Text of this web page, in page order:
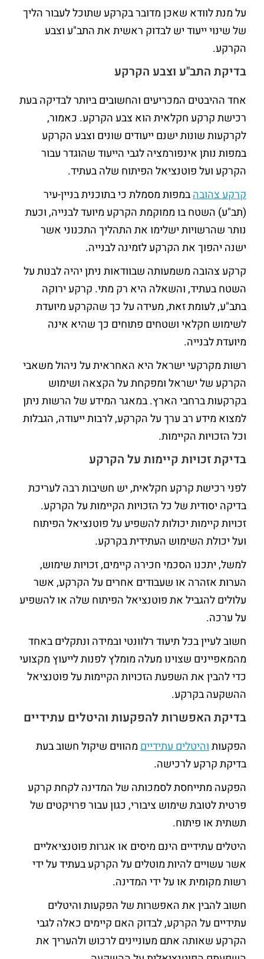
על מנת לוודא שאכן מדובר בקרקע שתוכל לעבור הליך
של שינוי ייעוד יש לבדוק ראשית את התב"ע וצבע
הקרקע.
בדיקת התב"ע וצבע הקרקע
אחד ההיבטים המכריעים והחשובים ביותר לבדיקה בעת
רכישת קרקע חקלאית הוא צבע הקרקע. כאמור,
לקרקעות שונות ישנם ייעודים שונים וצבע הקרקע
במפות נותן אינפורמציה לגבי הייעוד שהוגדר עבור
הקרקע ועל פוטנציאל הפיתוח שלה בעתיד.
קרקע צהובהבמפות מסמלת כי בתוכנית בניין-עיר
(תב"ע) השטח בו ממוקמת הקרקע מיועד לבנייה, וכעת
נותר שהרשויות ישלימו את התהליך התכנוני אשר
ישנה יהפוך את הקרקע לזמינה לבנייה.
קרקע צהובה משמעותה שבוודאות ניתן יהיה לבנות על
השטח בעתיד, והשאלה היא רק מתי. קרקע ירוקה
בתב"ע, לעומת זאת, מעידה על כך שהקרקע מיועדת
לשימוש חקלאי ושטחים פתוחים כך שהיא אינה
מיועדת לבנייה.
רשות מקרקעי ישראל היא האחראית על ניהול משאבי
הקרקע של ישראל ומפקחת על הקצאה ושימוש
בקרקעות ברחבי הארץ. במאגר המידע של הרשות ניתן
למצוא מידע רב ערך על הקרקע, לרבות ייעודה, הגבלות
וכל הזכויות הקיימות.
בדיקת זכויות קיימות על הקרקע
לפני רכישת קרקע חקלאית, יש חשיבות רבה לעריכת
בדיקה יסודית של כל הזכויות הקיימות על הקרקע.
זכויות קיימות יכולות להשפיע על פוטנציאל הפיתוח
ועל יכולת השימוש העתידית בקרקע.
למשל, יתכנו הסכמי חכירה קיימים, זכויות שימוש,
הערות אזהרה או שעבודים אחרים על הקרקע, אשר
עלולים להגביל את פוטנציאל הפיתוח שלה או להשפיע
על ערכה.
חשוב לעיין בכל תיעוד רלוונטי ובמידה ונתקלים באחד
מהמאפיינים שצוינו מעלה מומלץ לפנות לייעוץ מקצועי
כדי להבין את השפעת הזכויות הקיימות על פוטנציאל
ההשקעה בקרקע.
בדיקת האפשרות להפקעות והיטלים עתידיים
הפקעותוהיטלים עתידייםמהווים שיקול חשוב בעת
בדיקת קרקע לרכישה.
הפקעה מתייחסת לסמכותה של המדינה לקחת קרקע
פרטית לטובת שימוש ציבורי, כגון עבור פרויקטים של
תשתית או פיתוח.
היטלים עתידיים הינם מיסים או אגרות פוטנציאליים
אשר עשויים להיות מוטלים על הקרקע בעתיד על ידי
רשות מקומית או על ידי המדינה.
חשוב להבין את האפשרות של הפקעות והיטלים
עתידיים על הקרקע, לבדוק האם קיימים כאלה לגבי
הקרקע שאותה אתם מעוניינים לרכוש ולהעריך את